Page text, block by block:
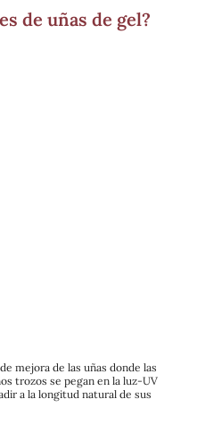
de uñas de gel?
mejora de las uñas donde las
trozos se pegan en la luz-UV
a la longitud natural de sus